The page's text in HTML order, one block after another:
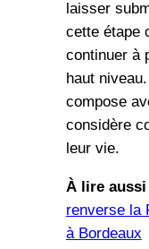
laisser
cette étape
continuer à
haut
compose
considère
leur vie.
À lire aussi
renverse la
à Bordeaux